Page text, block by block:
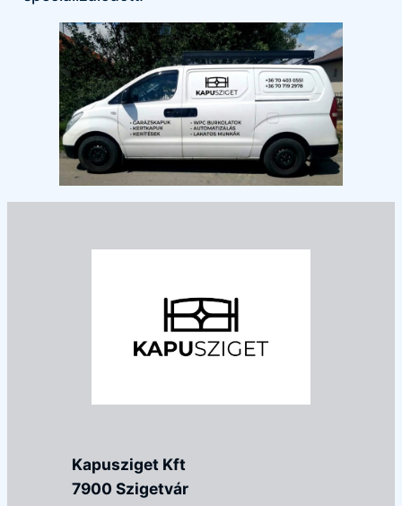
Kapusziget Kft
7900 Szigetvár